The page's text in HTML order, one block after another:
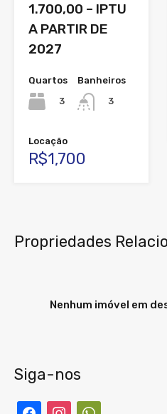
1.700,00 – IPTU
A PARTIR DE
2027
Quartos
3
Banheiros
3
Locação
R$1,700
Propriedades
Nenhum imóvel em
Siga-nos
facebookinstagramwhatsapp